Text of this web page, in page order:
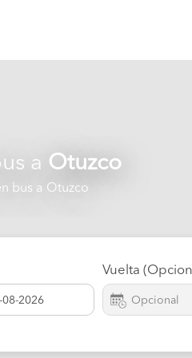
a Otuzco
bus a Otuzco
Vuelta